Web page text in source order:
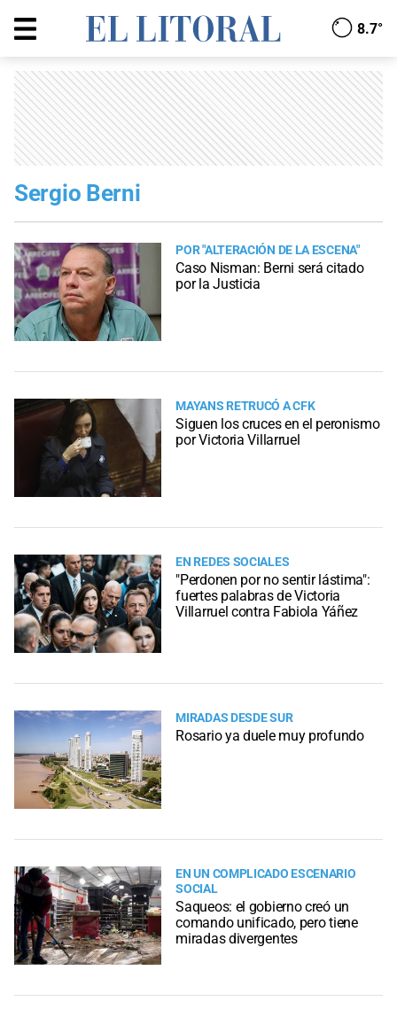
8.7°
Sergio Berni
POR "ALTERACIÓN DE LA ESCENA"
Caso Nisman: Berni será citado
por la Justicia
MAYANS RETRUCÓ A CFK
Siguen los cruces en el peronismo
por Victoria Villarruel
EN REDES SOCIALES
"Perdonen por no sentir lástima":
fuertes palabras de Victoria
Villarruel contra Fabiola Yáñez
MIRADAS DESDE SUR
Rosario ya duele muy profundo
EN UN COMPLICADO ESCENARIO
SOCIAL
Saqueos: el gobierno creó un
comando unificado, pero tiene
miradas divergentes